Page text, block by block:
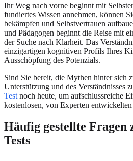
Ihr Weg nach vorne beginnt mit
fundiertes Wissen annehmen, können
bekämpfen und Selbstvertrauen
und Pädagogen beginnt die Reise mit
der Suche nach Klarheit. Das
einzigartigen kognitiven Profils Ihres
Ausschöpfung des Potenzials.
Sind Sie bereit, die Mythen hinter sich
Unterstützung und des Verständnisses
Test noch heute, um aufschlussreiche
kostenlosen, von Experten
Häufig gestellte Fragen
Tests